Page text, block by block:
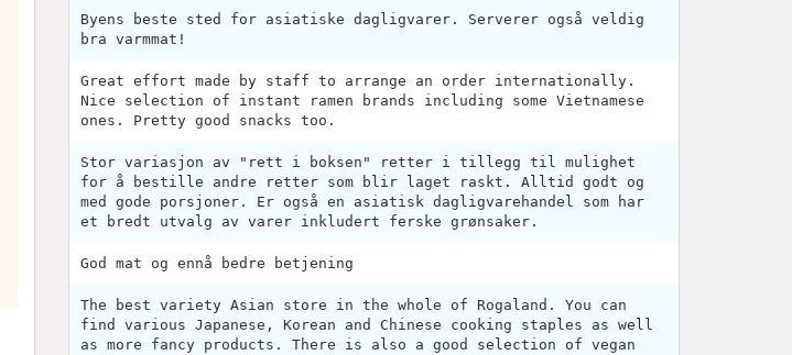
Byens beste sted for asiatiske dagligvarer. Serverer også veldig
bra varmmat!
Great effort made by staff to arrange an order internationally.
Nice selection of instant ramen brands including some Vietnamese
ones. Pretty good snacks too.
Stor variasjon av "rett i boksen" retter i tillegg til mulighet
for å bestille andre retter som blir laget raskt. Alltid godt og
med gode porsjoner. Er også en asiatisk dagligvarehandel som har
et bredt utvalg av varer inkludert ferske grønsaker.
God mat og ennå bedre betjening
The best variety Asian store in the whole of Rogaland. You can
find various Japanese, Korean and Chinese cooking staples as well
as more fancy products. There is also a good selection of vegan